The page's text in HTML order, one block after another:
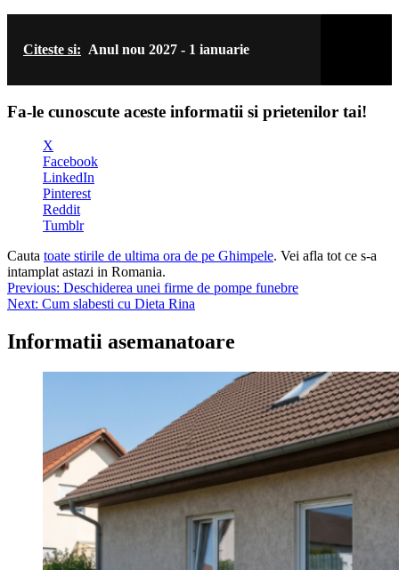
Citeste si: Anul nou 2027 - 1 ianuarie
Fa-le cunoscute aceste informatii si prietenilor tai!
X
Facebook
LinkedIn
Pinterest
Reddit
Tumblr
Cauta toate stirile de ultima ora de pe Ghimpele. Vei afla tot ce s-a
intamplat astazi in Romania.
Navigare
în
articole
Previous: Deschiderea unei firme de pompe funebre
Next: Cum slabesti cu Dieta Rina
Informatii asemanatoare